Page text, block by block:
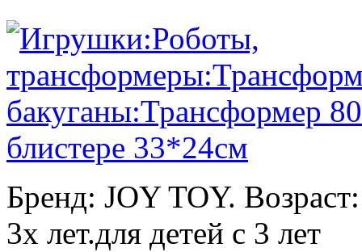
Бренд: JOY TOY.
3х лет.для детей с 3 лет